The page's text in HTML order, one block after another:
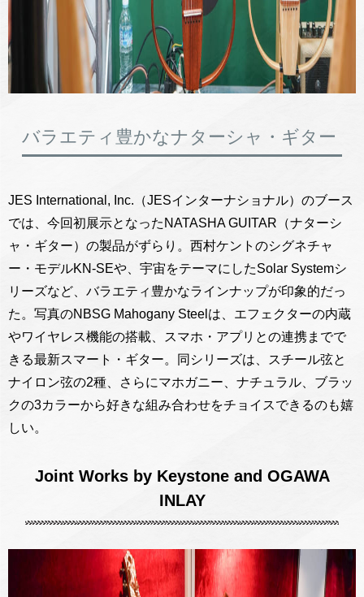
バラエティ豊かなナターシャ・ギター
JES International, Inc.（JESインターナショナル）のブース
では、今回初展示となったNATASHA GUITAR（ナターシ
ャ・ギター）の製品がずらり。西村ケントのシグネチャ
ー・モデルKN-SEや、宇宙をテーマにしたSolar Systemシ
リーズなど、バラエティ豊かなラインナップが印象的だっ
た。写真のNBSG Mahogany Steelは、エフェクターの内蔵
やワイヤレス機能の搭載、スマホ・アプリとの連携までで
きる最新スマート・ギター。同シリーズは、スチール弦と
ナイロン弦の2種、さらにマホガニー、ナチュラル、ブラッ
クの3カラーから好きな組み合わせをチョイスできるのも嬉
しい。
Joint Works by Keystone and OGAWA
INLAY